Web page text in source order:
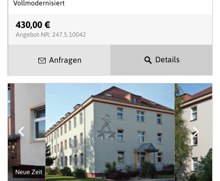
Vollmodernisiert
430,00 €
Angebot-NR: 247.5.10042
Anfragen Details
Neue Zeit